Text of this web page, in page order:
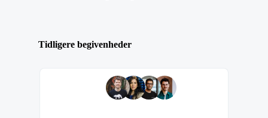
Tidligere begivenheder